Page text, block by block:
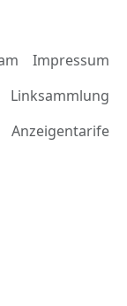
Impressum
Linksammlung
Anzeigentarife